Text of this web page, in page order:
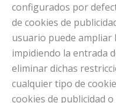
configurados por
de cookies de
usuario puede ampliar
impidiendo la entrada
eliminar dichas
cualquier tipo de
cookies de publicidad